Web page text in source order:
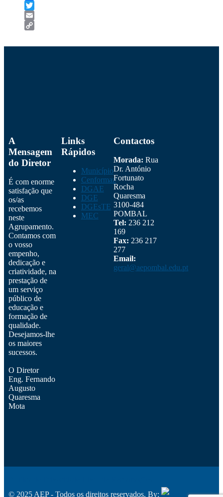
Facebook
Twitter
Email
Link
A
Mensagem
do Diretor
É com enorme
satisfação que
os/as
recebemos
neste
Agrupamento.
Contamos com
o vosso
empenho,
dedicação e
criatividade, na
prestação de
um serviço
público de
educação e
formação de
qualidade.
Desejamos-lhe
os maiores
sucessos.
O Diretor
Eng. Fernando
Augusto
Quaresma
Mota
Links
Rápidos
Município
Cenformaz
DGAE
DGE
DGEsTE
MEC
Contactos
Morada: Rua
Dr. António
Fortunato
Rocha
Quaresma
3100-484
POMBAL
Tel: 236 212
169
Fax: 236 217
277
Email:
geral@aepombal.edu.pt
© 2025 AEP - Todos os direitos reservados. By: